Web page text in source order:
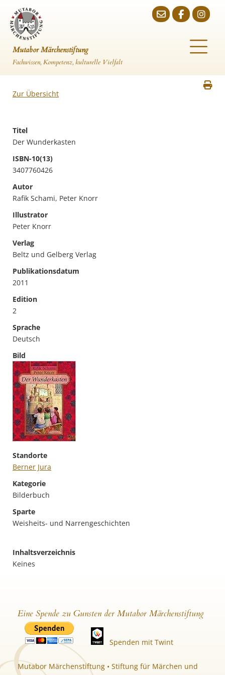
Mutabor Märchenstiftung
Fachwissen, Kompetenz, kulturelle Vielfalt
Zur Übersicht
Titel
Der Wunderkasten
ISBN-10(13)
3407760426
Autor
Rafik Schami, Peter Knorr
Illustrator
Peter Knorr
Verlag
Beltz und Gelberg Verlag
Publikationsdatum
2011
Edition
2
Sprache
Deutsch
Bild
Standorte
Berner Jura
Kategorie
Bilderbuch
Sparte
Weisheits- und Narrengeschichten
Inhaltsverzeichnis
Keines
Eine Spende zu Gunsten der Mutabor Märchenstiftung
Spenden mit Twint
Mutabor Märchenstiftung • Stiftung für Märchen und